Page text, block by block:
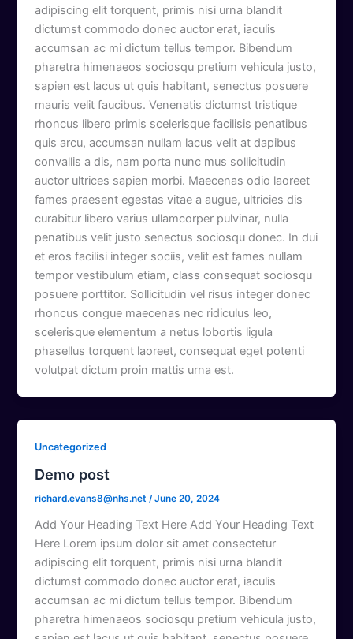
adipiscing elit torquent, primis nisi urna blandit
dictumst commodo donec auctor erat, iaculis
accumsan ac mi dictum tellus tempor. Bibendum
pharetra himenaeos sociosqu pretium vehicula justo,
sapien est lacus ut quis habitant, senectus posuere
mauris velit faucibus. Venenatis dictumst tristique
rhoncus libero primis scelerisque facilisis penatibus
quis arcu, accumsan nullam lacus velit at dapibus
convallis a dis, nam porta nunc mus sollicitudin
auctor ultrices sapien morbi. Maecenas odio laoreet
fames praesent egestas vitae a augue, ultricies dis
curabitur libero varius ullamcorper pulvinar, nulla
penatibus velit justo senectus sociosqu donec. In dui
et eros facilisi integer sociis, velit est fames nullam
tempor vestibulum etiam, class consequat sociosqu
posuere porttitor. Sollicitudin vel risus integer donec
rhoncus congue maecenas nec ridiculus leo,
scelerisque elementum a netus lobortis ligula
phasellus torquent laoreet, consequat eget potenti
volutpat dictum proin mattis urna est.
Uncategorized
Demo post
richard.evans8@nhs.net/June 20, 2024
Add Your Heading Text Here Add Your Heading Text
Here Lorem ipsum dolor sit amet consectetur
adipiscing elit torquent, primis nisi urna blandit
dictumst commodo donec auctor erat, iaculis
accumsan ac mi dictum tellus tempor. Bibendum
pharetra himenaeos sociosqu pretium vehicula justo,